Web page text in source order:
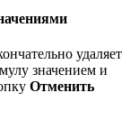
удаляет
значением и
Отменить